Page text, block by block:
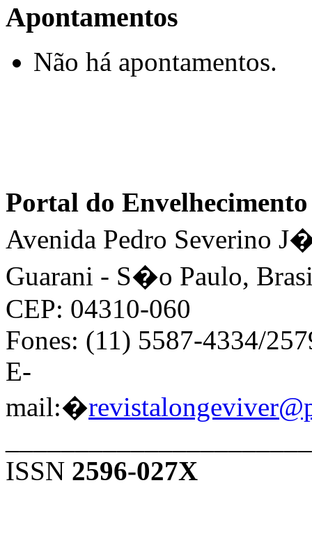
Apontamentos
Não há apontamentos.
Portal do
Avenida Pedro Severino
Guarani - S�o Paulo,
CEP: 04310-060
Fones: (11) 5587-4334/
E-
mail:�
ISSN 2596-027X